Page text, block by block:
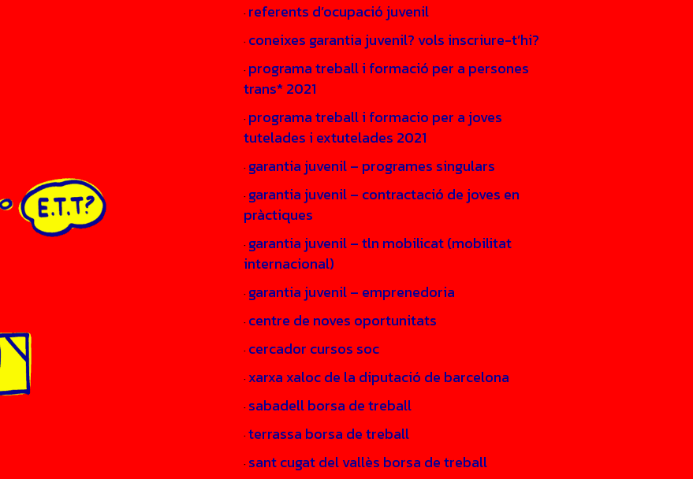
· referents d’ocupació juvenil
· coneixes garantia juvenil? vols inscriure-t’hi?
· programa treball i formació per a persones
trans* 2021
· programa treball i formacio per a joves
tutelades i extutelades 2021
· garantia juvenil – programes singulars
· garantia juvenil – contractació de joves en
pràctiques
· garantia juvenil – tln mobilicat (mobilitat
internacional)
· garantia juvenil – emprenedoria
· centre de noves oportunitats
· cercador cursos soc
·xarxa xaloc de la diputació de barcelona
· sabadell borsa de treball
·terrassa borsa de treball
· sant cugat del vallès borsa de treball